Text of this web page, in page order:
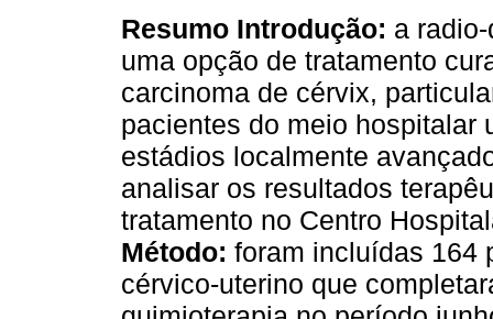
Resumo Introdução: a
uma opção de tratamento
carcinoma de cérvix,
pacientes do meio hospitalar
estádios localmente
analisar os resultados
tratamento no Centro
Método: foram incluídas 164
cérvico-uterino que